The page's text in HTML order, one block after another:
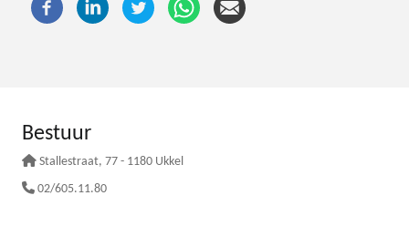
Bestuur
Stallestraat, 77 - 1180 Ukkel
02/605.11.80